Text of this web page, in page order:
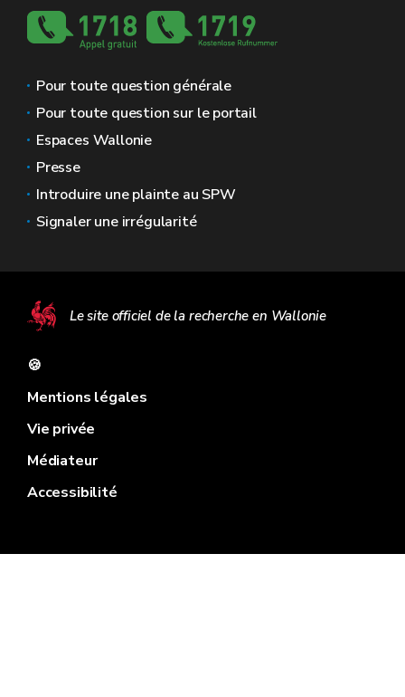
Pour toute question générale
Pour toute question sur le portail
Espaces Wallonie
Presse
Introduire une plainte au SPW
Signaler une irrégularité
Le site officiel de la recherche en Wallonie
🍪
Mentions légales
Vie privée
Médiateur
Accessibilité